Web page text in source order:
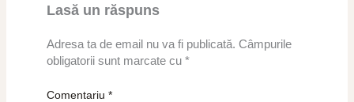
Lasă un răspuns
Adresa ta de email nu va fi publicată. Câmpurile
obligatorii sunt marcate cu *
Comentariu *